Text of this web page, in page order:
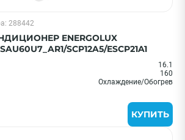
288442
ENERGOLUX
SCP12A5/ESCP21A1
16.1
160
Охлаждение/Обогрев
КУПИТЬ